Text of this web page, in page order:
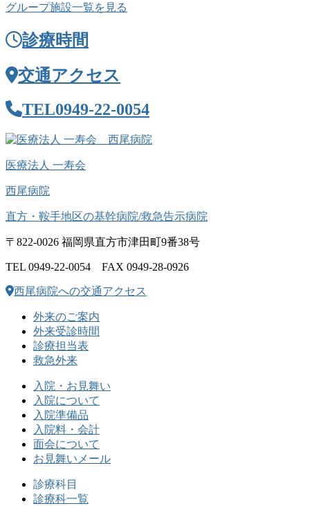
グループ施設一覧を見る
診療時間
交通アクセス
TEL0949-22-0054
医療法人 一寿会
西尾病院
直方・鞍手地区の基幹病院/救急告示病院
〒822-0026 福岡県直方市津田町9番38号
TEL 0949-22-0054 FAX 0949-28-0926
西尾病院への交通アクセス
外来のご案内
外来受診時間
診療担当表
救急外来
入院・お見舞い
入院について
入院準備品
入院料・会計
面会について
お見舞いメール
診療科目
診療科一覧